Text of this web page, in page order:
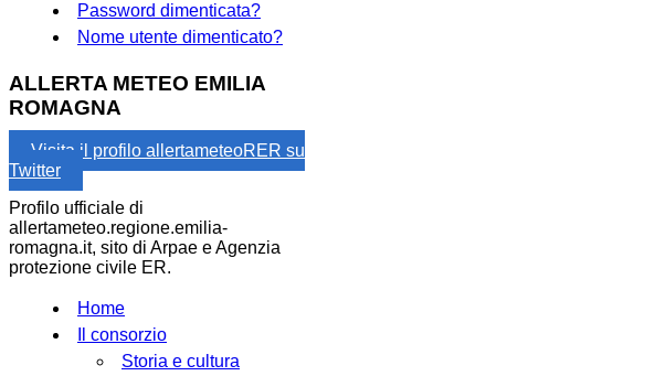
Password dimenticata?
Nome utente dimenticato?
ALLERTA METEO EMILIA
ROMAGNA
Visita il profilo allertameteoRER su
Twitter
Profilo ufficiale di
allertameteo.regione.emilia-
romagna.it, sito di Arpae e Agenzia
protezione civile ER.
Home
Il consorzio
Storia e cultura